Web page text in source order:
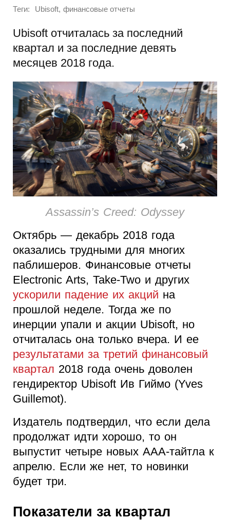
Теги: Ubisoft, финансовые отчеты
Ubisoft отчиталась за последний
квартал и за последние девять
месяцев 2018 года.
Assassin’s Creed: Odyssey
Октябрь — декабрь 2018 года
оказались трудными для многих
паблишеров. Финансовые отчеты
Electronic Arts, Take-Two и других
ускорили падение их акций на
прошлой неделе. Тогда же по
инерции упали и акции Ubisoft, но
отчиталась она только вчера. И ее
результатами за третий финансовый
квартал 2018 года очень доволен
гендиректор Ubisoft Ив Гиймо (Yves
Guillemot).
Издатель подтвердил, что если дела
продолжат идти хорошо, то он
выпустит четыре новых ААА-тайтла к
апрелю. Если же нет, то новинки
будет три.
Показатели за квартал